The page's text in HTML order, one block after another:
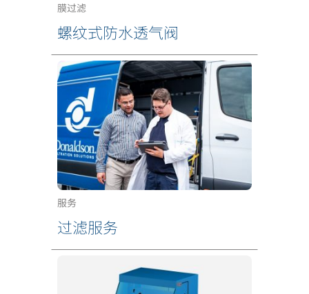
膜过滤
螺纹式防水透气阀
服务
过滤服务